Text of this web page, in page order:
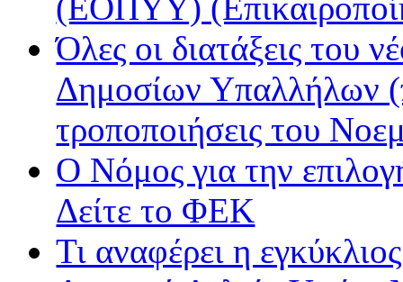
(ΕΟΠΥΥ)
Όλες οι διατάξεις του
Δημοσίων Υπαλλήλων
τροποποιήσεις του
Ο Νόμος για την
Δείτε το ΦΕΚ
Τι αναφέρει η